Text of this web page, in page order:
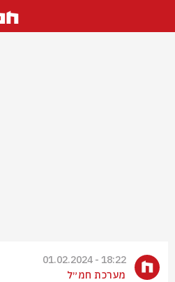
18:22 - 01.02.2024
מערכת חמ״ל